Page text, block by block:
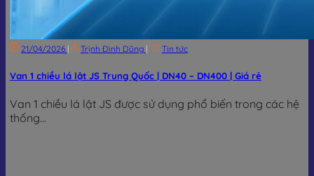
21/04/2026 | Trịnh Đình Dũng | Tin tức
Van 1 chiều lá lật JS Trung Quốc | DN40 – DN400 | Giá rẻ
Van 1 chiều lá lật JS được sử dụng phổ biến trong các hệ
thống...